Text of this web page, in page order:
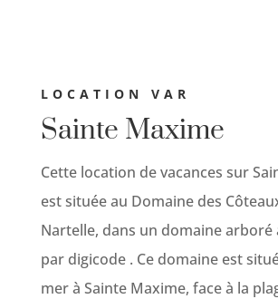
LOCATION VAR
Sainte Maxime
Cette location de vacances sur
est située au Domaine des
Nartelle, dans un domaine arboré
par digicode . Ce domaine est
mer à Sainte Maxime, face à la